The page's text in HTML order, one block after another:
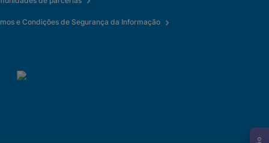
e Condições de Segurança da Informação